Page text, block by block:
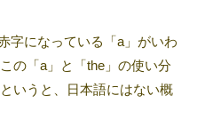
字になっている「a」がいわ
の「a」と「the」の使い分
いうと、日本語にはない概